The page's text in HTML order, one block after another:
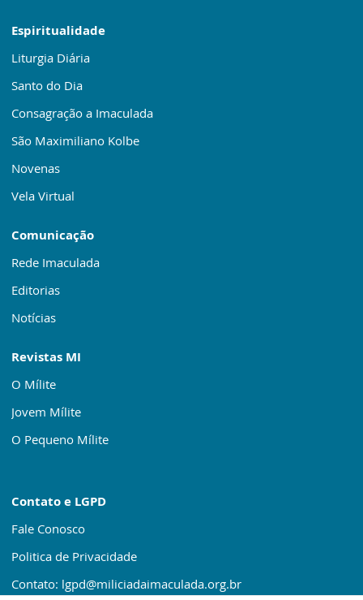
Espiritualidade
Liturgia Diária
Santo do Dia
Consagração a Imaculada
São Maximiliano Kolbe
Novenas
Vela Virtual
Comunicação
Rede Imaculada
Editorias
Notícias
Revistas MI
O Mílite
Jovem Mílite
O Pequeno Mílite
Contato e LGPD
Fale Conosco
Politica de Privacidade
Contato: lgpd@miliciadaimaculada.org.br